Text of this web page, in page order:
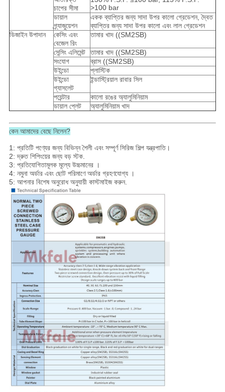
চাপের সীমা
>100 bar
ডায়াল
গ্র্যাজুয়েশন
একক ব্যাপ্তির জন্য সাদা উপর কালো গ্রেডেশন, দ্বৈত
ব্যাপ্তির জন্য সাদা উপর কালো এবং লাল গ্রেডেশন
ডিজাইন উপাদান
কেসিং এবং
বেজেল রিং
তামার খাদ ((SM2SB)
সেন্সিং এলিমেন্ট
তামার খাদ ((SM2SB)
সংযোগ
ব্রাস ((SM2SB)
উইন্ডো
প্লাস্টিক
উইন্ডো
গ্যাসলেট
ইন্ডাস্ট্রিয়াল রাবার সিল
পয়েন্টার
কালো রঙের অ্যালুমিনিয়াম
ডায়াল প্লেট
অ্যালুমিনিয়াম খাদ
কেন আমাদের বেছে নিলেন?
1: প্রতিটি পণ্যের জন্য বিভিন্ন শৈলী এবং সম্পূর্ণ সিরিজ শিল্প যন্ত্রপাতি।
2: দ্রুত শিপিংয়ের জন্য বড় স্টক.
3: প্রতিযোগিতামূলক মূল্যে উচ্চমানের ।
4: নমুনা অর্ডার এবং ছোট পরিমাণে অর্ডার গ্রহণযোগ্য ।
5: আপনার বিশেষ অনুরোধ অনুযায়ী কাস্টমাইজ করুন.